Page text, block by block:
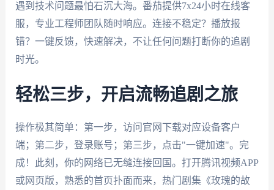
遇到技术问题最怕石沉大海。番茄提供7x24小时在线客
服，专业工程师团队随时响应。连接不稳定？播放报
错？一键反馈，快速解决，不让任何问题打断你的追剧
时光。
轻松三步，开启流畅追剧之旅
操作极其简单：第一步，访问官网下载对应设备客户
端；第二步，登录账号；第三步，点击"一键加速"。完
成！此刻，你的网络已无缝连接回国。打开腾讯视频APP
或网页版，熟悉的首页扑面而来，热门剧集《玫瑰的故